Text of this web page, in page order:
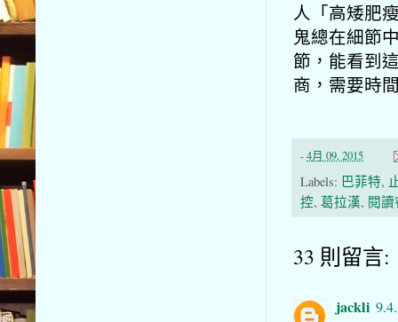
人「高矮肥
鬼總在細節
節， 能看到
商， 需要時
-4月 09, 2015
Labels: 巴菲特,
控, 葛拉漢, 閱
33 則留言:
jackli